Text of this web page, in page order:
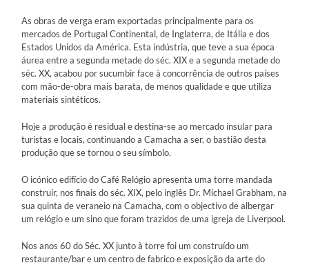
As obras de verga eram exportadas principalmente para os
mercados de Portugal Continental, de Inglaterra, de Itália e dos
Estados Unidos da América. Esta indústria, que teve a sua época
áurea entre a segunda metade do séc. XIX e a segunda metade do
séc. XX, acabou por sucumbir face à concorrência de outros países
com mão-de-obra mais barata, de menos qualidade e que utiliza
materiais sintéticos.
Hoje a produção é residual e destina-se ao mercado insular para
turistas e locais, continuando a Camacha a ser, o bastião desta
produção que se tornou o seu símbolo.
O icónico edifício do Café Relógio apresenta uma torre mandada
construir, nos finais do séc. XIX, pelo inglês Dr. Michael Grabham, na
sua quinta de veraneio na Camacha, com o objectivo de albergar
um relógio e um sino que foram trazidos de uma igreja de Liverpool.
Nos anos 60 do Séc. XX junto à torre foi um construído um
restaurante/bar e um centro de fabrico e exposição da arte do